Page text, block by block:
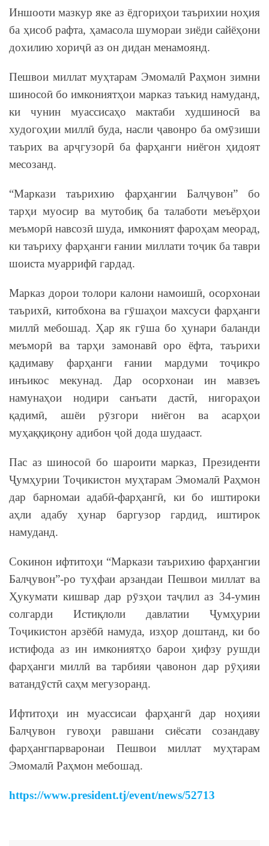
Иншооти мазкур яке аз ёдгориҳои таърихии ноҳия
ба ҳисоб рафта, ҳамасола шумораи зиёди сайёҳони
дохилию хориҷӣ аз он дидан менамоянд.
Пешвои миллат муҳтарам Эмомалӣ Раҳмон зимни
шиносоӣ бо имкониятҳои марказ таъкид намуданд,
ки чунин муассисаҳо мактаби худшиносӣ ва
худогоҳии миллӣ буда, насли ҷавонро ба омӯзиши
таърих ва арҷгузорӣ ба фарҳанги ниёгон ҳидоят
месозанд.
“Маркази таърихию фарҳангии Балҷувон” бо
тарҳи муосир ва мутобиқ ба талаботи меъёрҳои
меъморӣ навсозӣ шуда, имконият фароҳам меорад,
ки таъриху фарҳанги ғании миллати тоҷик ба таври
шоиста муаррифӣ гардад.
Марказ дорои толори калони намоишӣ, осорхонаи
таърихӣ, китобхона ва гӯшаҳои махсуси фарҳанги
миллӣ мебошад. Ҳар як гӯша бо ҳунари баланди
меъморӣ ва тарҳи замонавӣ оро ёфта, таърихи
қадимаву фарҳанги ғании мардуми тоҷикро
инъикос мекунад. Дар осорхонаи ин мавзеъ
намунаҳои нодири санъати дастӣ, нигораҳои
қадимӣ, ашёи рӯзгори ниёгон ва асарҳои
муҳаққиқону адибон ҷой дода шудааст.
Пас аз шиносоӣ бо шароити марказ, Президенти
Ҷумҳурии Тоҷикистон муҳтарам Эмомалӣ Раҳмон
дар барномаи адабӣ-фарҳангӣ, ки бо иштироки
аҳли адабу ҳунар баргузор гардид, иштирок
намуданд.
Сокинон ифтитоҳи “Маркази таърихию фарҳангии
Балҷувон”-ро туҳфаи арзандаи Пешвои миллат ва
Ҳукумати кишвар дар рӯзҳои таҷлил аз 34-умин
солгарди Истиқлоли давлатии Ҷумҳурии
Тоҷикистон арзёбӣ намуда, изҳор доштанд, ки бо
истифода аз ин имкониятҳо барои ҳифзу рушди
фарҳанги миллӣ ва тарбияи ҷавонон дар рӯҳияи
ватандӯстӣ саҳм мегузоранд.
Ифтитоҳи ин муассисаи фарҳангӣ дар ноҳияи
Балҷувон гувоҳи равшани сиёсати созандаву
фарҳангпарваронаи Пешвои миллат муҳтарам
Эмомалӣ Раҳмон мебошад.
https://www.president.tj/event/news/52713